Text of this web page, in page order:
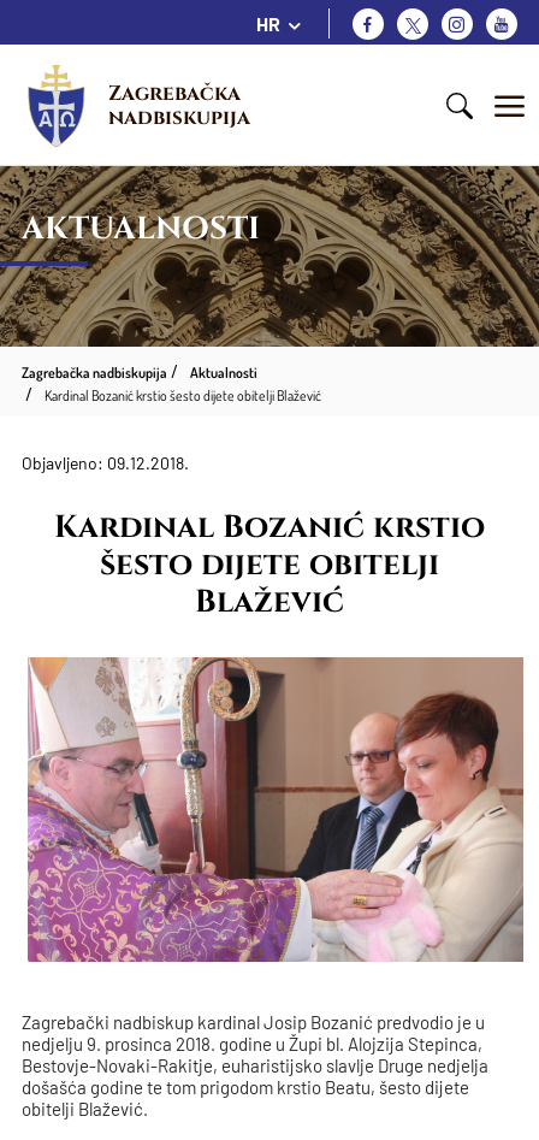
HR
Zagrebačka
nadbiskupija
AKTUALNOSTI
Zagrebačka nadbiskupija
Aktualnosti
Kardinal Bozanić krstio šesto dijete obitelji Blažević
Objavljeno: 09.12.2018.
Kardinal Bozanić krstio
šesto dijete obitelji
Blažević
Zagrebački nadbiskup kardinal Josip Bozanić predvodio je u
nedjelju 9. prosinca 2018. godine u Župi bl. Alojzija Stepinca,
Bestovje-Novaki-Rakitje, euharistijsko slavlje Druge nedjelja
došašća godine te tom prigodom krstio Beatu, šesto dijete
obitelji Blažević.